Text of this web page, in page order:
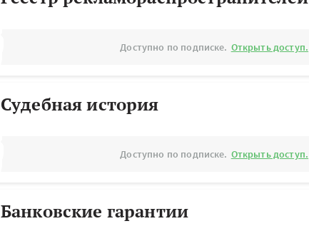
Доступно по подписке. Открыть доступ.
Судебная история
Доступно по подписке. Открыть доступ.
Банковские гарантии